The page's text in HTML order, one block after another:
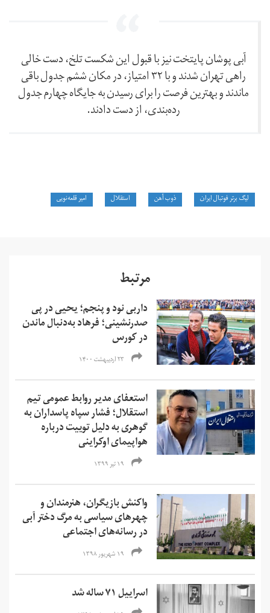
آبی پوشان پایتخت نیز با قبول این شکست تلخ، دست خالی
راهی تهران شدند و با ۳۲ امتیاز، در مکان ششم جدول باقی
ماندند و بهترین فرصت را برای رسیدن به جایگاه چهارم جدول
رده‌بندی، از دست دادند.
لیگ برتر فوتبال ایران ذوب آهن استقلال امیر قلعه‌نویی
مرتبط
داربی نود و پنجم؛ یحیی در پی
صدرنشینی؛ فرهاد به‌دنبال ماندن
در کورس
۲۳ اردیبهشت ۱۴۰۰
استعفای مدیر روابط عمومی تیم
استقلال؛ فشار سپاه پاسداران به
گوهری به دلیل توییت‌ درباره
هواپیمای اوکراینی
۱۹ تیر ۱۳۹۹
واکنش بازیگران، هنرمندان و
چهر‌های سیاسی به مرگ دختر آبی
در رسانه‌های اجتماعی
۱۹ شهریور ۱۳۹۸
اسراییل ۷۱ ساله شد